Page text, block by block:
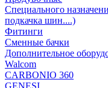
Специального
подкачка шин....)
Фитинги
Сменные бачки
Дополнительное
Walcom
CARBONIO 360
GENESI